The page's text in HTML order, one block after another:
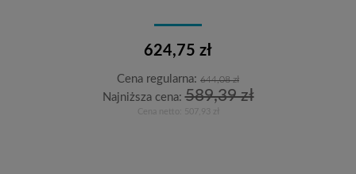
624,75 zł
Cena regularna: 644,08 zł
Najniższa cena:589,39 zł
507,93 zł